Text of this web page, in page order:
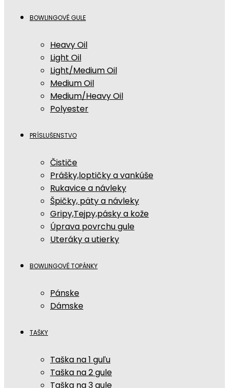
BOWLINGOVÉ GULE
Heavy Oil
Light Oil
Light/Medium Oil
Medium Oil
Medium/Heavy Oil
Polyester
PRÍSLUŠENSTVO
Čističe
Prášky,loptičky a vankúše
Rukavice a návleky
Špičky, päty a návleky
Gripy,Tejpy,pásky a kože
Úprava povrchu gule
Uteráky a utierky
BOWLINGOVÉ TOPÁNKY
Pánske
Dámske
TAŠKY
Taška na 1 guľu
Taška na 2 gule
Taška na 3 gule